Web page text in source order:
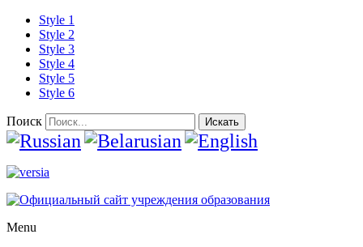
Style 1
Style 2
Style 3
Style 4
Style 5
Style 6
Поиск Искать
Menu